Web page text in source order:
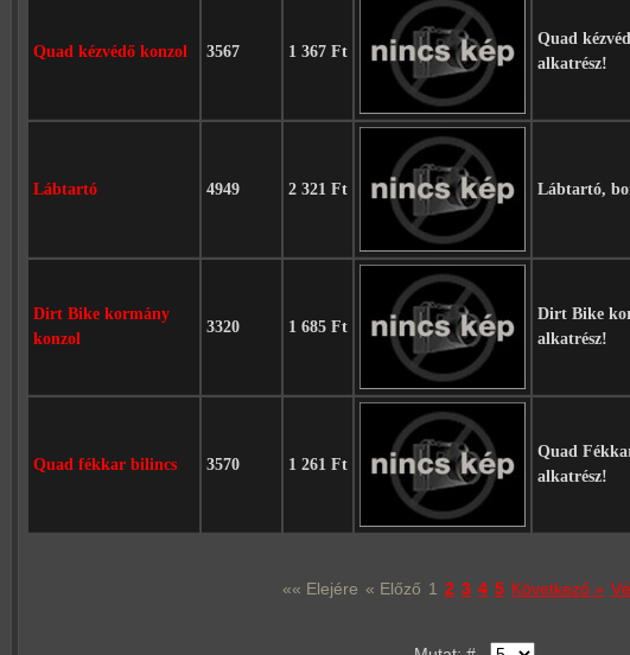
Quad kézvédő konzol 3567 1 367 Ft
Quad
alkatrész!
Lábtartó 4949 2 321 Ft Lábtartó,
Dirt Bike kormány
konzol
3320 1 685 Ft
Dirt Bike
alkatrész!
Quad fékkar bilincs 3570 1 261 Ft
Quad
alkatrész!
«« Elejére « Előző 1 2 3 4 5 Következő »